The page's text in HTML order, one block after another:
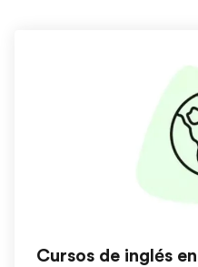
Cursos de inglés